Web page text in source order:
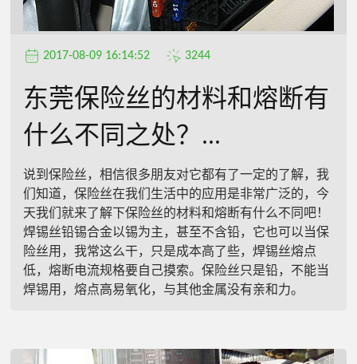
2017-08-09 16:14:52 3244
东莞保险丝的材料和熔断有
什么不同之处？...
说到保险丝，相信很多朋友对它都有了一定的了解，我
们知道，保险丝在我们生活中的应用是非常广泛的，今
天我们就来了解下保险丝的材料和熔断有什么不同吧！
焊锡丝铅锡合金以锡为主，甚至不含铅，它也可以当保
险丝用，我常这么干，只是成本高了些，焊锡丝熔点
低，熔断电流规格要自己摸索。保险丝只是铅，不能当
焊锡用，熔点高易氧化，与其他金属没有亲和力。